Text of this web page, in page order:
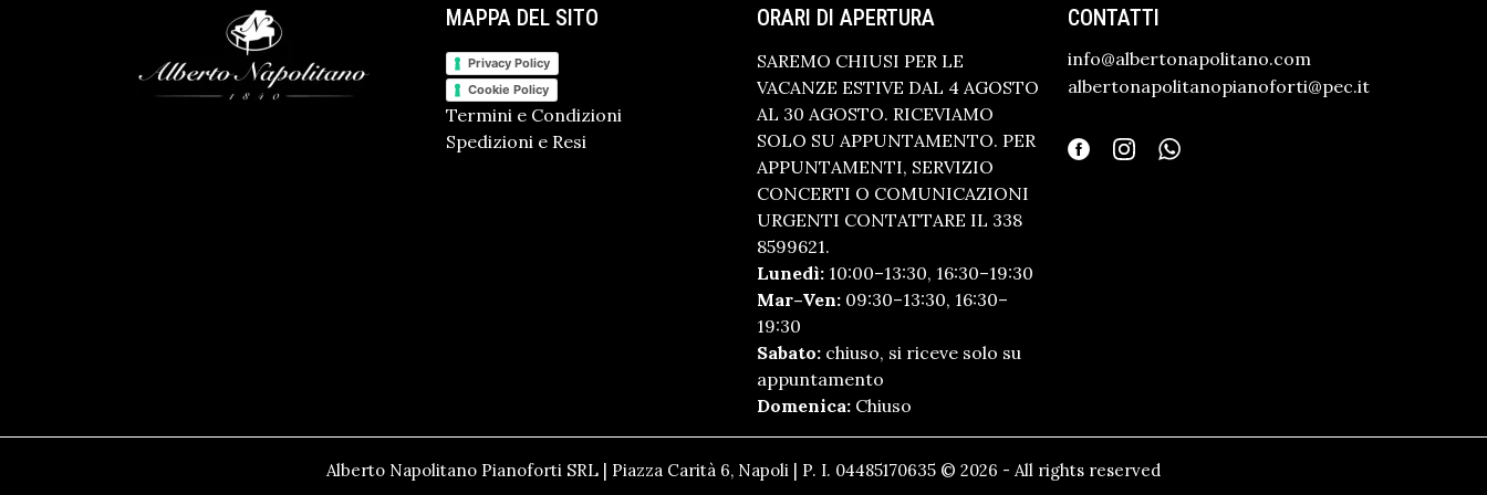
MAPPA DEL SITO
Privacy Policy
Cookie Policy
Termini e Condizioni
Spedizioni e Resi
ORARI DI APERTURA
SAREMO CHIUSI PER LE
VACANZE ESTIVE DAL 4 AGOSTO
AL 30 AGOSTO. RICEVIAMO
SOLO SU APPUNTAMENTO. PER
APPUNTAMENTI, SERVIZIO
CONCERTI O COMUNICAZIONI
URGENTI CONTATTARE IL 338
8599621.
Lunedì: 10:00–13:30, 16:30–19:30
Mar–Ven: 09:30–13:30, 16:30–
19:30
Sabato: chiuso, si riceve solo su
appuntamento
Domenica: Chiuso
CONTATTI
info@albertonapolitano.com
albertonapolitanopianoforti@pec.it
Alberto Napolitano Pianoforti SRL | Piazza Carità 6, Napoli | P. I. 04485170635 © 2026 - All rights reserved